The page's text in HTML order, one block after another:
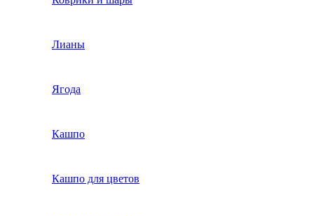
Лианы
Ягода
Кашпо
Кашпо для цветов